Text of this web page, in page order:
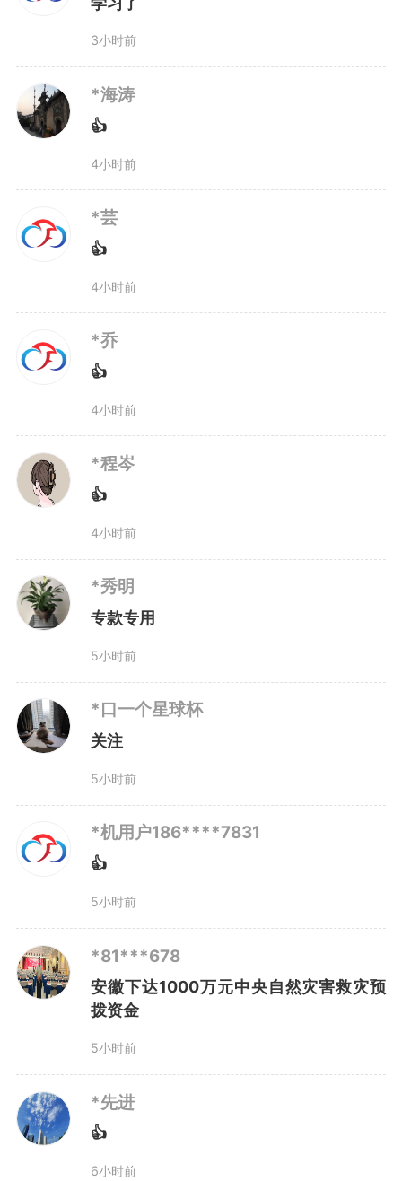
3小时前
*海涛
👍
4小时前
*芸
👍
4小时前
*乔
👍
4小时前
*程岑
👍
4小时前
*秀明
专款专用
5小时前
*口一个星球杯
关注
5小时前
*机用户186****7831
👍
5小时前
*81***678
安徽下达1000万元中央自然灾害救灾预
拨资金
5小时前
*先进
👍
6小时前